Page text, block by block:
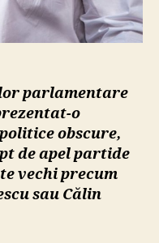
parlamentare
o
obscure,
de apel partide
vechi precum
sau Călin